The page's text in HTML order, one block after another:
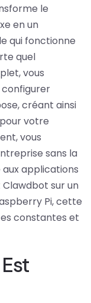
le
en un
qui fonctionne
quel
vous
créant ainsi
votre
vous
sans la
applications
Clawdbot sur un
Pi, cette
constantes et